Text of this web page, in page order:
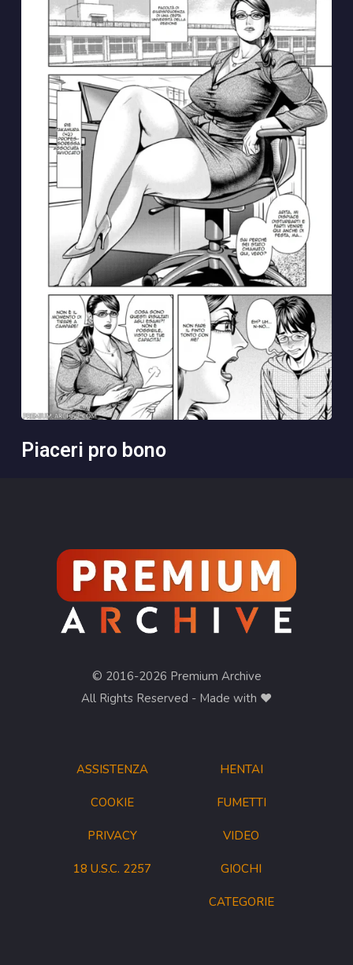
piaceri pro bono
ASSISTENZA
COOKIE
PRIVACY
18 U.S.C. 2257
© 2016-2026 Premium Archive
All Rights Reserved - Made with ❤︎
HENTAI
FUMETTI
VIDEO
GIOCHI
CATEGORIE